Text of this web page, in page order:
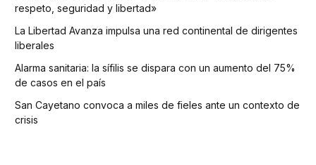
respeto, seguridad y libertad»
La Libertad Avanza impulsa una red continental de dirigentes
liberales
Alarma sanitaria: la sífilis se dispara con un aumento del 75%
de casos en el país
San Cayetano convoca a miles de fieles ante un contexto de
crisis